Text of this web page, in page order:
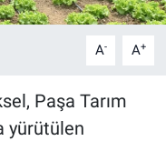
A- A+
Paşa Tarım
yürütülen